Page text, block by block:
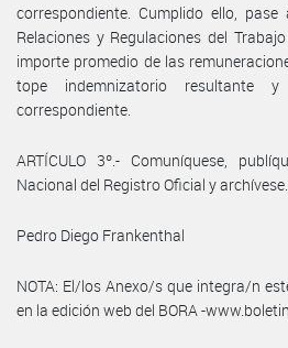
correspondiente. Cumplido ello,
Relaciones y Regulaciones del
importe promedio de las
tope indemnizatorio resultante
correspondiente.
ARTÍCULO 3º.- Comuníquese,
Nacional del Registro Oficial y archívese.
Pedro Diego Frankenthal
NOTA: El/los Anexo/s que integra/n
en la edición web del BORA -